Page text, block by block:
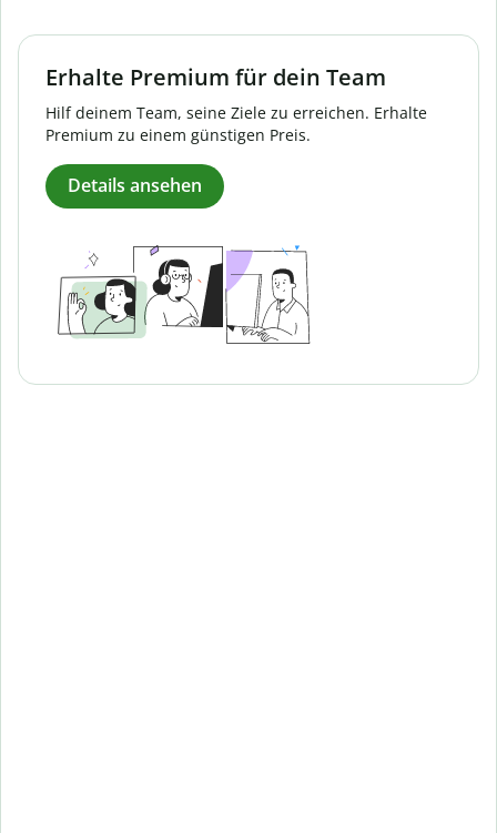
Erhalte Premium für dein Team
Hilf deinem Team, seine Ziele zu erreichen. Erhalte
Premium zu einem günstigen Preis.
Details ansehen